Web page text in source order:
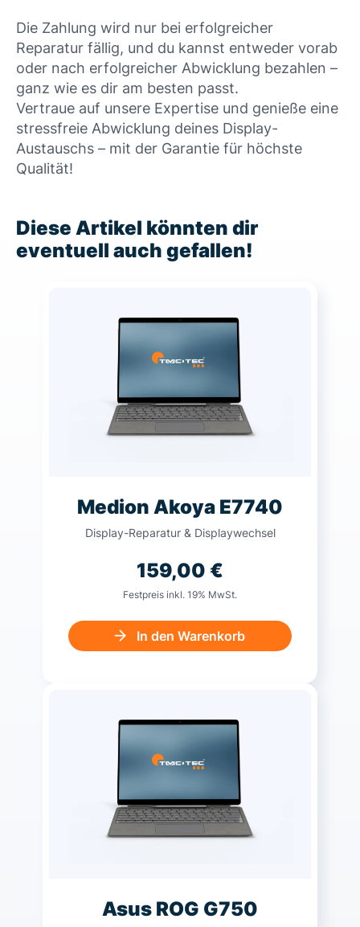
Die Zahlung wird nur bei erfolgreicher
Reparatur fällig, und du kannst entweder vorab
oder nach erfolgreicher Abwicklung bezahlen –
ganz wie es dir am besten passt.
Vertraue auf unsere Expertise und genieße eine
stressfreie Abwicklung deines Display-
Austauschs – mit der Garantie für höchste
Qualität!
Diese Artikel könnten dir
eventuell auch gefallen!
Medion Akoya E7740
Display-Reparatur & Displaywechsel
159,00 €
Festpreis inkl. 19% MwSt.
In den Warenkorb
Asus ROG G750